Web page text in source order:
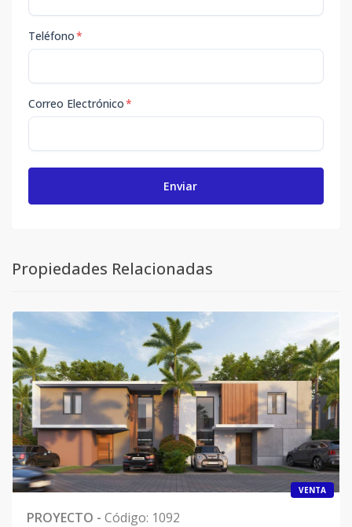
Teléfono*
Correo Electrónico*
Enviar
Propiedades Relacionadas
VENTA
PROYECTO - Código: 1092